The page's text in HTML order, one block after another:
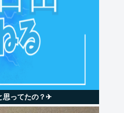
思ってたの？‎✈